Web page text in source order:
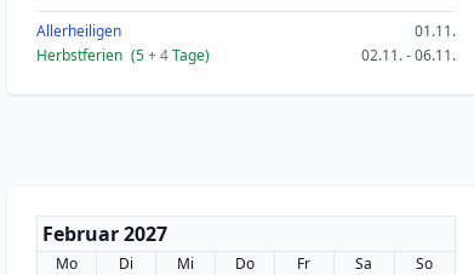
Allerheiligen
01.11.
Herbstferien (5+ 4Tage) 02.11. - 06.11.
Februar 2027
Mo Di Mi Do Fr Sa So